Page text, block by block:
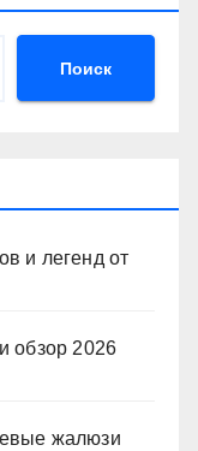
Поиск
и легенд от
обзор 2026
жалюзи